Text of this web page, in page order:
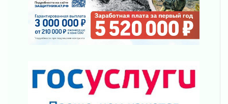
Ленобласть отметила заслуги жителей перед
регионом и страной
02 августа 2026
Ладога — не пруд
Ленинградской области о неоплаченных
счетах